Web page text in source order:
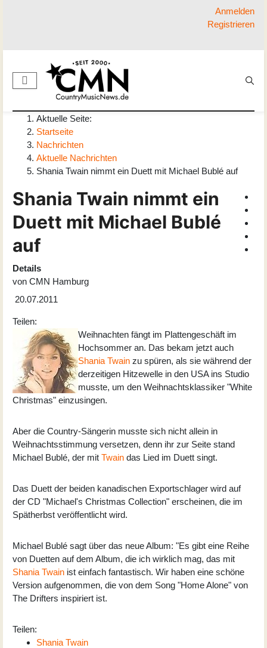
Anmelden
Registrieren
Aktuelle Seite:
Startseite
Nachrichten
Aktuelle Nachrichten
Shania Twain nimmt ein Duett mit Michael Bublé auf
Shania Twain nimmt ein
Duett mit Michael Bublé
auf
Details
von CMN Hamburg
20.07.2011
Teilen:
Weihnachten fängt im Plattengeschäft im
Hochsommer an. Das bekam jetzt auch
Shania Twain zu spüren, als sie während der
derzeitigen Hitzewelle in den USA ins Studio
musste, um den Weihnachtsklassiker "White
Christmas" einzusingen.
Aber die Country-Sängerin musste sich nicht allein in
Weihnachtsstimmung versetzen, denn ihr zur Seite stand
Michael Bublé, der mit Twain das Lied im Duett singt.
Das Duett der beiden kanadischen Exportschlager wird auf
der CD "Michael's Christmas Collection" erscheinen, die im
Spätherbst veröffentlicht wird.
Michael Bublé sagt über das neue Album: "Es gibt eine Reihe
von Duetten auf dem Album, die ich wirklich mag, das mit
Shania Twain ist einfach fantastisch. Wir haben eine schöne
Version aufgenommen, die von dem Song "Home Alone" von
The Drifters inspiriert ist.
Teilen:
Shania Twain